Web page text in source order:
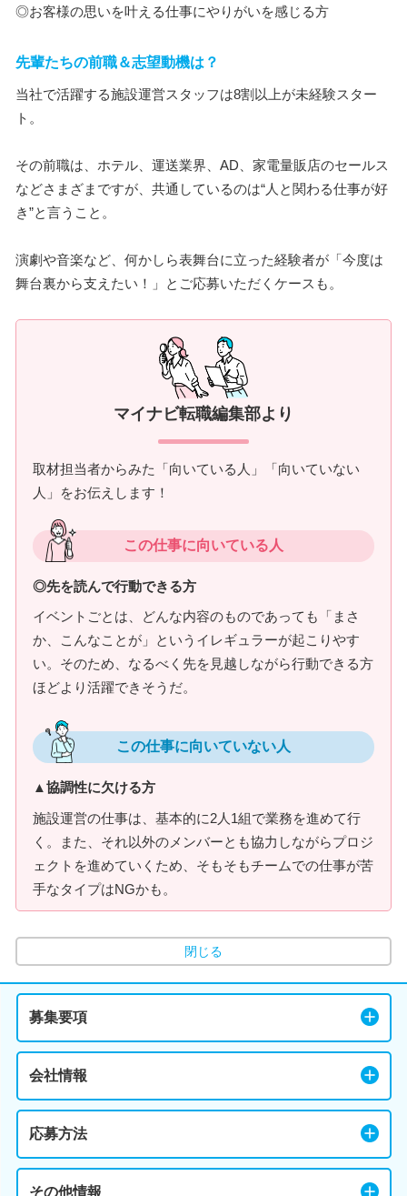
◎お客様の思いを叶える仕事にやりがいを感じる方
先輩たちの前職＆志望動機は？
当社で活躍する施設運営スタッフは8割以上が未経験スター
ト。
その前職は、ホテル、運送業界、AD、家電量販店のセールス
などさまざまですが、共通しているのは“人と関わる仕事が好
き”と言うこと。
演劇や音楽など、何かしら表舞台に立った経験者が「今度は
舞台裏から支えたい！」とご応募いただくケースも。
マイナビ転職編集部より
取材担当者からみた「向いている人」「向いていない
人」をお伝えします！
この仕事に向いている人
◎先を読んで行動できる方
イベントごとは、どんな内容のものであっても「まさ
か、こんなことが」というイレギュラーが起こりやす
い。そのため、なるべく先を見越しながら行動できる方
ほどより活躍できそうだ。
この仕事に向いていない人
▲協調性に欠ける方
施設運営の仕事は、基本的に2人1組で業務を進めて行
く。また、それ以外のメンバーとも協力しながらプロジ
ェクトを進めていくため、そもそもチームでの仕事が苦
手なタイプはNGかも。
閉じる
募集要項
会社情報
応募方法
その他情報